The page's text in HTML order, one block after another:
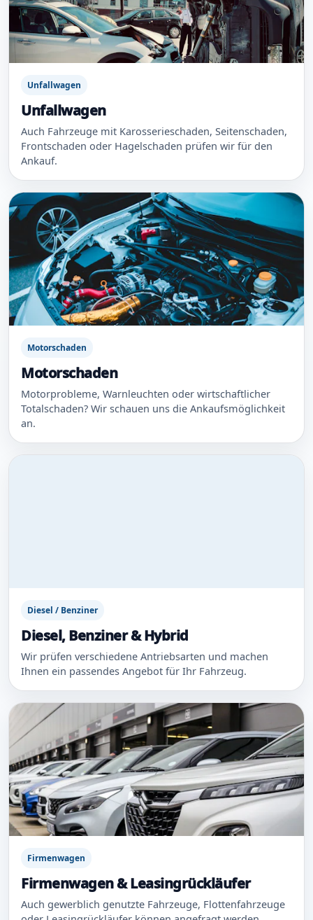
Unfallwagen
Unfallwagen
Auch Fahrzeuge mit Karosserieschaden, Seitenschaden,
Frontschaden oder Hagelschaden prüfen wir für den
Ankauf.
Motorschaden
Motorschaden
Motorprobleme, Warnleuchten oder wirtschaftlicher
Totalschaden? Wir schauen uns die Ankaufsmöglichkeit
an.
Diesel / Benziner
Diesel, Benziner & Hybrid
Wir prüfen verschiedene Antriebsarten und machen
Ihnen ein passendes Angebot für Ihr Fahrzeug.
Firmenwagen
Firmenwagen & Leasingrückläufer
Auch gewerblich genutzte Fahrzeuge, Flottenfahrzeuge